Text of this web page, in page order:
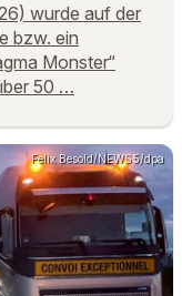
wurde auf der
bzw. ein
Monster“
50 …
Felix Besold/NEWS5/dpa